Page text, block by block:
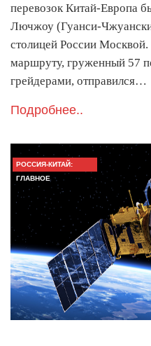
перевозок Китай-Европа
Лючжоу (Гуанси-
столицей России
маршруту, груженный 57
грейдерами, отправился…
Подробнее..
РОССИЯ-КИТАЙ:
ГЛАВНОЕ